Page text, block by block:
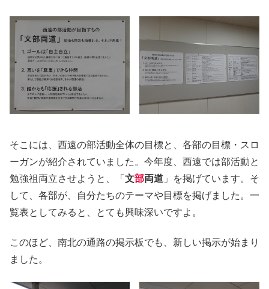
そこには、西遠の部活動全体の目標と、各部の目標・スロ
ーガンが紹介されていました。今年度、西遠では部活動と
勉強祖両立させようと、「 文部両道 」を掲げています。そ
して、各部が、自分たちのテーマや目標を掲げました。一
覧表としてみると、とても興味深いですよ。
このほど、南北の通路の掲示板でも、新しい掲示が始まり
ました。